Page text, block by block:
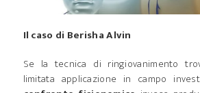
Il caso di Berisha Alvin
Se la tecnica di ringiovanimento
limitata applicazione in campo